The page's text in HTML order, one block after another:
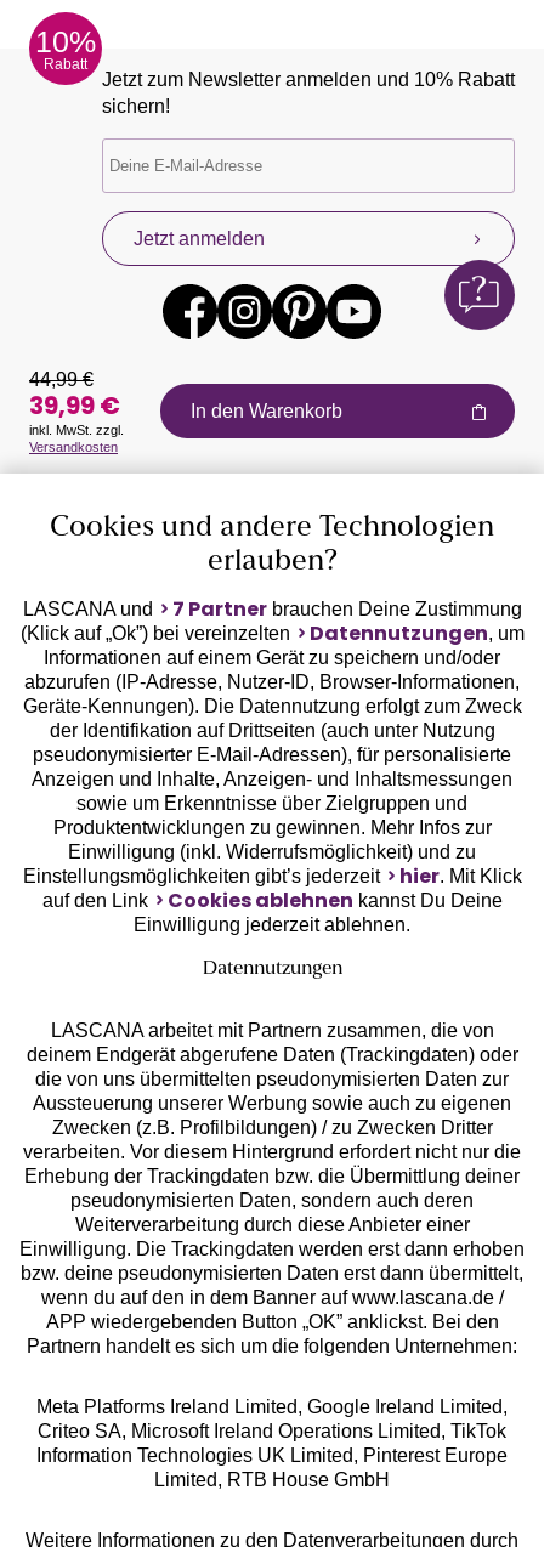
10%
Rabatt
Jetzt zum Newsletter anmelden und 10% Rabatt
sichern!
Jetzt anmelden
Auszeichnungen
Geprüfte Sicherheit
Unsere Apps
Services
Beratung
Über uns
Rechtliches
Alle Preise inkl. MwSt., zzgl.
Versandkosten
** Bonität vorausgesetzt, berechtigt zur Bonitätsprüfung
44,99 €
39,99 €
inkl. MwSt. zzgl.
Versandkosten
In den Warenkorb
Cookies und andere Technologien
erlauben?
LASCANA und 7 Partnerbrauchen Deine Zustimmung
(Klick auf „Ok”) bei vereinzelten
Datennutzungen, um
Informationen auf einem Gerät zu speichern und/oder
abzurufen (IP-Adresse, Nutzer-ID, Browser-Informationen,
Geräte-Kennungen). Die Datennutzung erfolgt zum Zweck
der Identifikation auf Drittseiten (auch unter Nutzung
pseudonymisierter E-Mail-Adressen), für personalisierte
Anzeigen und Inhalte, Anzeigen- und Inhaltsmessungen
sowie um Erkenntnisse über Zielgruppen und
Produktentwicklungen zu gewinnen. Mehr Infos zur
Einwilligung (inkl. Widerrufsmöglichkeit) und zu
Einstellungsmöglichkeiten gibt’s jederzeit
hier. Mit Klick
auf den Link
Cookies ablehnen kannst Du Deine
Einwilligung jederzeit ablehnen.
Datennutzungen
LASCANA arbeitet mit Partnern zusammen, die von
deinem Endgerät abgerufene Daten (Trackingdaten) oder
die von uns übermittelten pseudonymisierten Daten zur
Aussteuerung unserer Werbung sowie auch zu eigenen
Zwecken (z.B. Profilbildungen) / zu Zwecken Dritter
verarbeiten. Vor diesem Hintergrund erfordert nicht nur die
Erhebung der Trackingdaten bzw. die Übermittlung deiner
pseudonymisierten Daten, sondern auch deren
Weiterverarbeitung durch diese Anbieter einer
Einwilligung. Die Trackingdaten werden erst dann erhoben
bzw. deine pseudonymisierten Daten erst dann übermittelt,
wenn du auf den in dem Banner auf www.lascana.de /
APP wiedergebenden Button „OK” anklickst. Bei den
Partnern handelt es sich um die folgenden Unternehmen:
Meta Platforms Ireland Limited, Google Ireland Limited,
Criteo SA, Microsoft Ireland Operations Limited, TikTok
Information Technologies UK Limited, Pinterest Europe
Limited, RTB House GmbH
Weitere Informationen zu den Datenverarbeitungen durch